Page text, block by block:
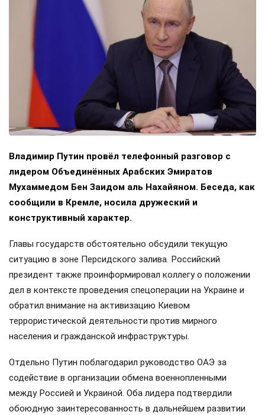
Владимир Путин провёл телефонный разговор с
лидером Объединённых Арабских Эмиратов
Мухаммедом Бен Заидом аль Нахайяном. Беседа, как
сообщили в Кремле, носила дружеский и
конструктивный характер.
Главы государств обстоятельно обсудили текущую
ситуацию в зоне Персидского залива. Российский
президент также проинформировал коллегу о положении
дел в контексте проведения спецоперации на Украине и
обратил внимание на активизацию Киевом
террористической деятельности против мирного
населения и гражданской инфраструктуры.
Отдельно Путин поблагодарил руководство ОАЭ за
содействие в организации обмена военнопленными
между Россией и Украиной. Оба лидера подтвердили
обоюдную заинтересованность в дальнейшем развитии